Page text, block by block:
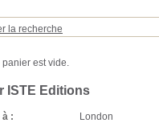
la recherche
ISTE Editions
à :
London